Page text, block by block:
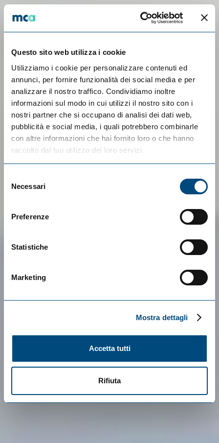
Questo sito web utilizza i cookie
Utilizziamo i cookie per personalizzare contenuti ed
annunci, per fornire funzionalità dei social media e per
analizzare il nostro traffico. Condividiamo inoltre
informazioni sul modo in cui utilizzi il nostro sito con i
nostri partner che si occupano di analisi dei dati web,
pubblicità e social media, i quali potrebbero combinarle
con altre informazioni che hai fornito loro o che hanno
raccolto dal tuo utilizzo dei loro servizi.
delNecessari
Preferenze
Statistiche
Marketing
Mostra dettagli
Accetta tutti
Rifiuta